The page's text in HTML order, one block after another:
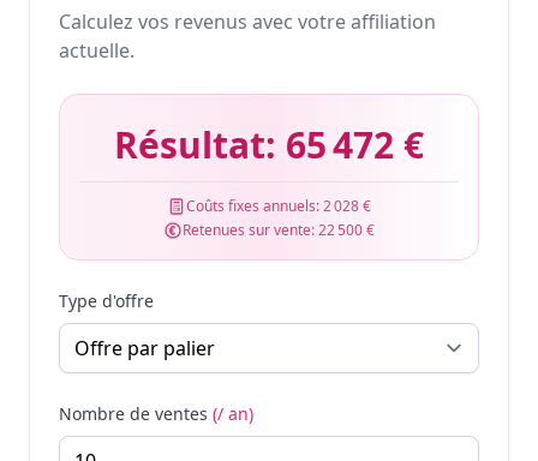
Calculez vos revenus avec votre affiliation
actuelle.
Résultat: 65 472 €
Coûts fixes annuels:2 028 €
Retenues sur vente:22 500 €
Type d'offre
Nombre de ventes (/ an)